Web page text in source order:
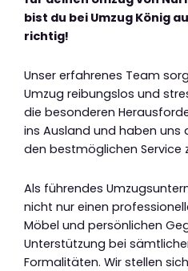
bist du bei Umzug König
richtig!
Unser erfahrenes Team
Umzug reibungslos und
die besonderen
ins Ausland und haben uns
den bestmöglichen Service
Als führendes
nicht nur einen
Möbel und persönlichen
Unterstützung bei
Formalitäten. Wir stellen